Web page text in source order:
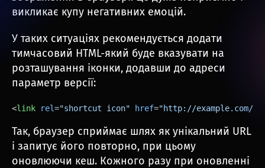
викликає купу негативних емоцій.
У таких ситуаціях рекомендується додати
тимчасовий HTML-який буде вказувати на
розташування іконки, додавши до адреси
параметр версії:
<link rel="shortcut icon" href="http://example.com/
Так, браузер сприймає шлях як унікальний URL
і запитує його повторно, при цьому
оновлюючи кеш. Кожного разу при оновленні